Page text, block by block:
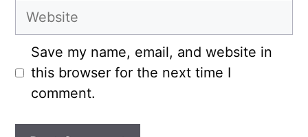
Website
Save my name, email, and website in
this browser for the next time I
comment.